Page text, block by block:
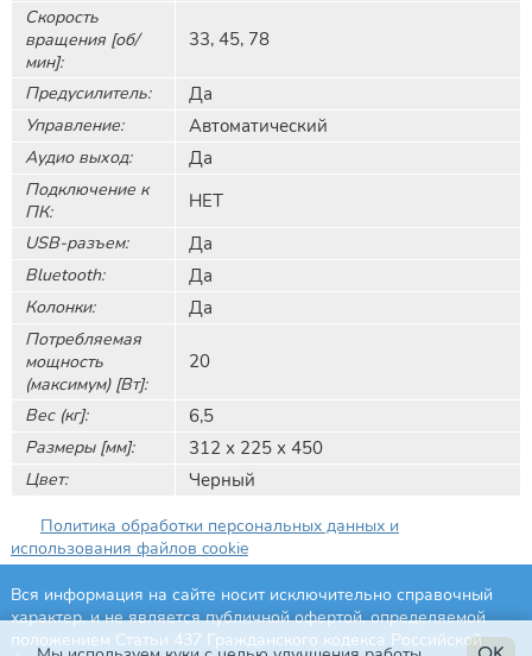
Скорость
вращения [об/
мин]:
33, 45, 78
Предусилитель: Да
Управление: Автоматический
Аудио выход: Да
Подключение к
ПК:
НЕТ
USB-разъем: Да
Bluetooth: Да
Колонки: Да
Потребляемая
мощность
(максимум) [Вт]:
20
Вес (кг]: 6,5
Размеры [мм]: 312 х 225 х 450
Цвет: Черный
Политика обработки персональных данных и
использования файлов cookie
Вся информация на сайте носит исключительно справочный
характер, и не является публичной офертой, определяемой
положением Статьи 437 Гражданского кодекса Российской